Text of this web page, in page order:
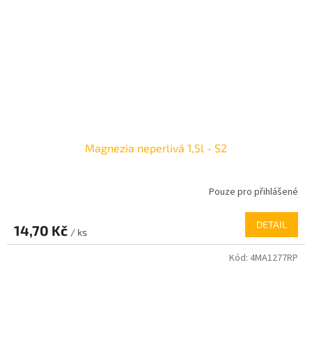
Magnezia neperlivá 1,5l - S2
Pouze pro přihlášené
14,70 Kč / ks
DETAIL
Kód: 4MA1277RP